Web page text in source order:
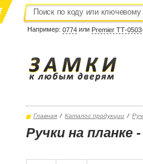
Например: 0774 или Premier ТТ-
Главная / Каталог продукции /
Ручки на